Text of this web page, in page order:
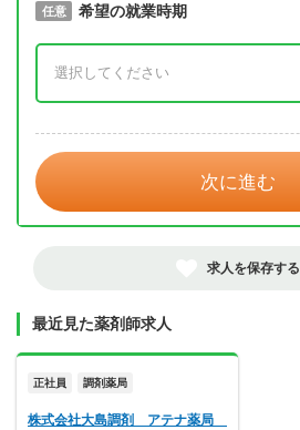
必須 取得予定年
任意 希望の就業時期
次に進む
求人を保存する
最近見た薬剤師求人
正社員 調剤薬局
株式会社大島調剤 アテナ薬局